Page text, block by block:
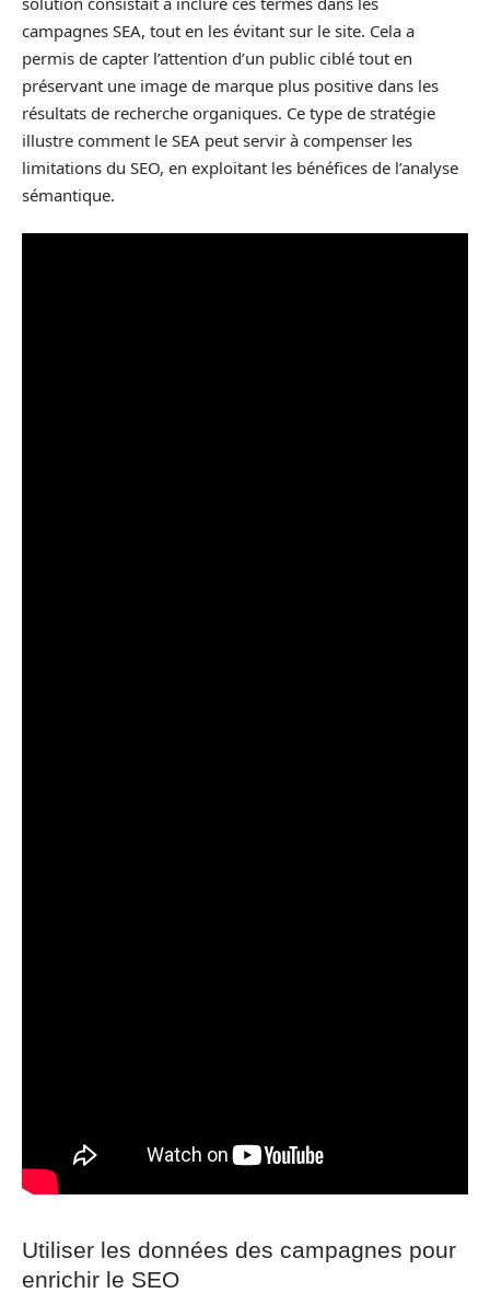
campagnes SEA, tout en les évitant sur le site. Cela a
permis de capter l’attention d’un public ciblé tout en
préservant une image de marque plus positive dans les
résultats de recherche organiques. Ce type de stratégie
illustre comment le SEA peut servir à compenser les
limitations du SEO, en exploitant les bénéfices de l’analyse
sémantique.
Utiliser les données des campagnes pour
enrichir le SEO